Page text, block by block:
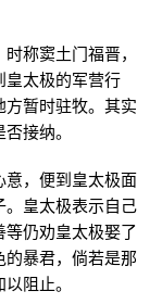
称窦土门福晋，
皇太极的军营行
方暂时驻牧。其实
接纳。
，便到皇太极面
。皇太极表示自己
仍劝皇太极娶了
暴君，倘若是那
阻止。